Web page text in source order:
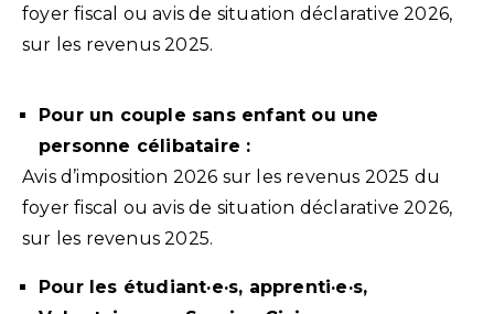
foyer fiscal ou avis de situation déclarative 2026,
sur les revenus 2025.
Pour un couple sans enfant ou une
personne célibataire :
Avis d’imposition 2026 sur les revenus 2025 du
foyer fiscal ou avis de situation déclarative 2026,
sur les revenus 2025.
Pour les étudiant·e·s, apprenti·e·s,